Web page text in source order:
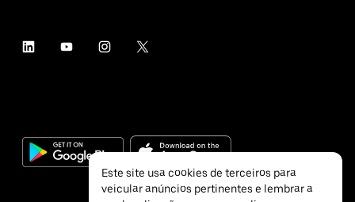
Este site usa cookies de terceiros para
veicular anúncios pertinentes e lembrar a